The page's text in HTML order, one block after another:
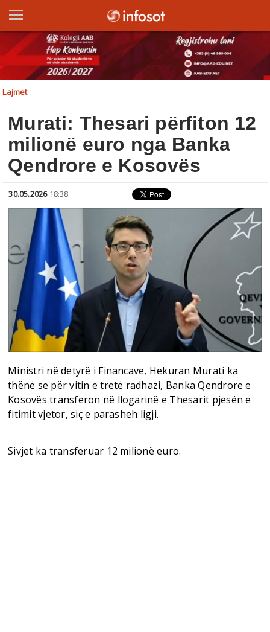
Lajmet
Murati: Thesari përfiton 12
milionë euro nga Banka
Qendrore e Kosovës
30.05.2026 18:38
Ministri në detyrë i Financave, Hekuran Murati ka
thënë se për vitin e tretë radhazi, Banka Qendrore e
Kosovës transferon në llogarinë e Thesarit pjesën e
fitimit vjetor, siç e parasheh ligji.
Sivjet ka transferuar 12 milionë euro.